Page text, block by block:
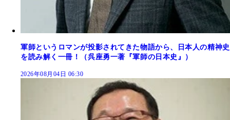
軍師というロマンが投影されてきた物語から、日本人の精神史
を読み解く一冊！（呉座勇一著『軍師の日本史』）
2026年08月04日 06:30